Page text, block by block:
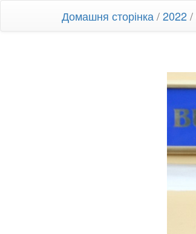
Домашня сторінка /2022/